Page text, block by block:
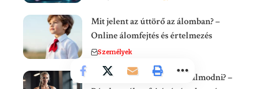
Mit jelent az úttörő az álomban? –
Online álomfejtés és értelmezés
Személyek
Mit jelent fitness edzésről álmodni? –